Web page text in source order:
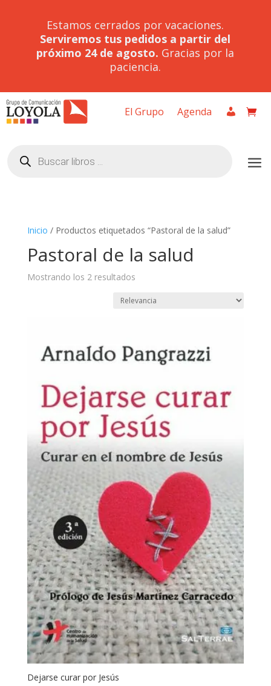
Estamos cerrados por vacaciones.
Serviremos tus pedidos a partir del
próximo 24 de agosto. Gracias por la
paciencia.
El Grupo Agenda
productos
Inicio / Productos etiquetados “Pastoral de la salud”
Pastoral de la salud
Mostrando los 2 resultados
Dejarse curar por Jesús